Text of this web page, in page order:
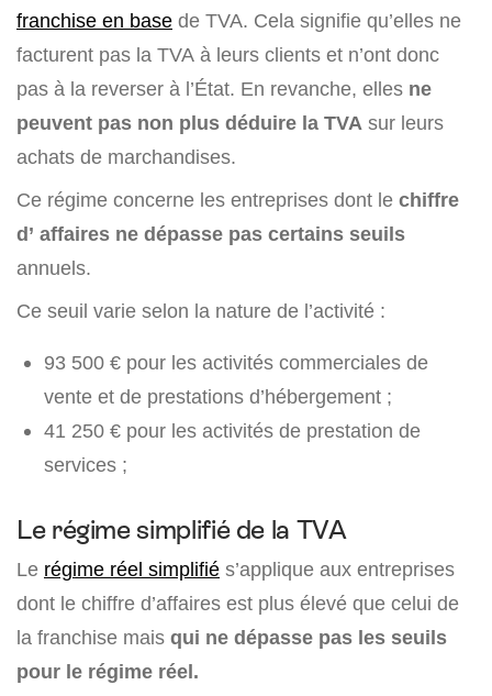
franchise en base de TVA. Cela signifie qu’elles ne
facturent pas la TVA à leurs clients et n’ont donc
pas à la reverser à l’État. En revanche, elles ne
peuvent pas non plus déduire la TVA sur leurs
achats de marchandises.
Ce régime concerne les entreprises dont le chiffre
d’ affaires ne dépasse pas certains seuils
annuels.
Ce seuil varie selon la nature de l’activité :
93 500 € pour les activités commerciales de
vente et de prestations d’hébergement ;
41 250 € pour les activités de prestation de
services ;
Le régime simplifié de la TVA
Le régime réel simplifié s’applique aux entreprises
dont le chiffre d’affaires est plus élevé que celui de
la franchise mais qui ne dépasse pas les seuils
pour le régime réel.